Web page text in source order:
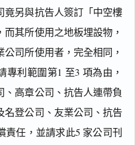
竟另與抗告人簽訂「中空樓
而其所使用之地板埋設物，
司所使用者，完全相同，
專利範圍第1 至3 項為由，
、高章公司、抗告人連帶負
名登公司、友業公司、抗告
責任，並請求此5 家公司刊